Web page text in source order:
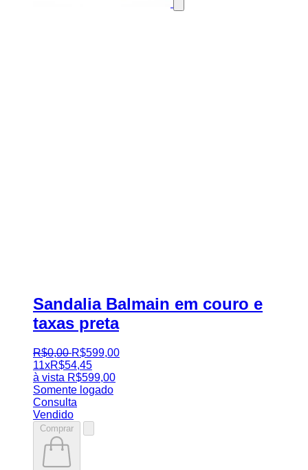
Sandalia Balmain em couro e
taxas preta
R$0,00 R$599,00
11xR$54,45
à vista R$599,00
Somente logado
Consulta
Vendido
Comprar